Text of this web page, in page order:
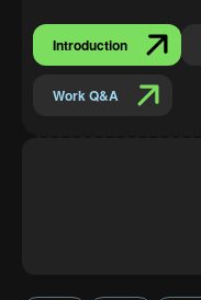
Introduction
Work Q&A